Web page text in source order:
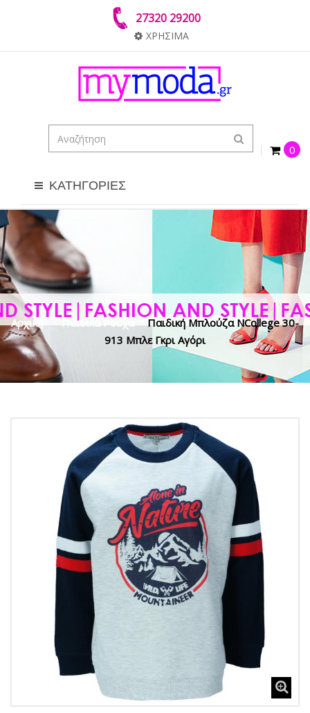
27320 29200
ΧΡΗΣΙΜΑ
0
ΚΑΤΗΓΟΡΙΕΣ
Αρχική > Παιδικά Ρούχα > Παιδική Μπλούζα NCollege 30-
913 Μπλε Γκρι Αγόρι